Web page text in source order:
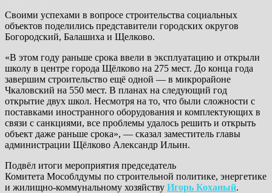
Своими успехами в вопросе строительства социальных
объектов поделились представители городских округов
Богородский, Балашиха и Щелково.
«В этом году раньше срока ввели в эксплуатацию и открыли
школу в центре города Щёлково на 275 мест. До конца года
завершим строительство ещё одной — в микрорайоне
Чкаловский на 550 мест. В планах на следующий год
открытие двух школ. Несмотря на то, что были сложности с
поставками иностранного оборудования и комплектующих в
связи с санкциями, все проблемы удалось решить и открыть
объект даже раньше срока», — сказал заместитель главы
администрации Щёлково Александр Ильин.
Подвёл итоги мероприятия председатель
Комитета Мособлдумы по строительной политике, энергетике
и жилищно-коммунальному хозяйству Игорь Коханый.